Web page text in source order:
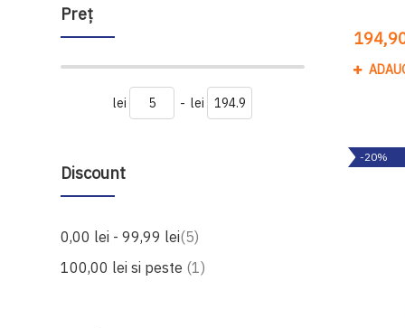
Preţ
lei - lei
Discount
0,00 lei -99,99 lei 5produse
100,00 lei si peste 1produs
-20%